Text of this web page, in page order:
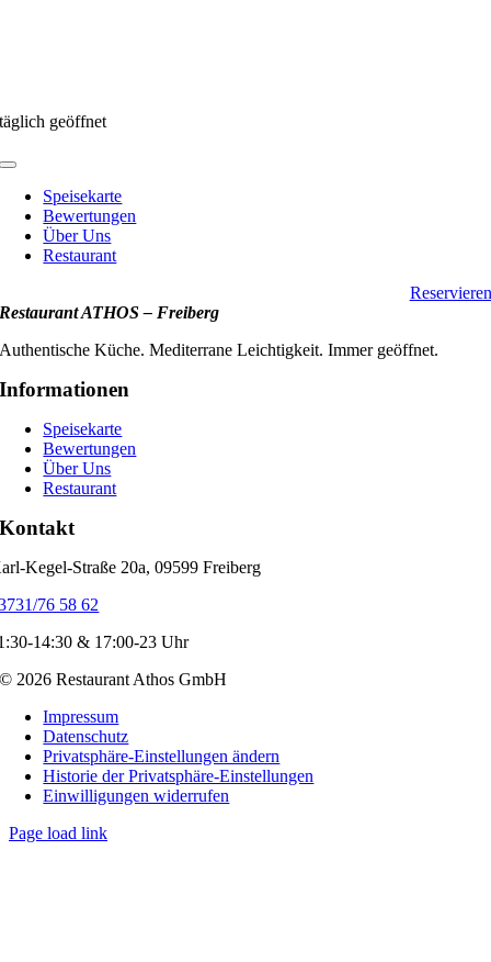
täglich geöffnet
Toggle
NavigationSpeisekarte
Bewertungen
Über Uns
Restaurant
Reservieren
Restaurant ATHOS – Freiberg
Authentische Küche. Mediterrane Leichtigkeit. Immer geöffnet.
Informationen
Speisekarte
Bewertungen
Über Uns
Restaurant
Kontakt
Kegel-Straße 20a, 09599 Freiberg
76 58 62
14:30 & 17:00-23 Uhr
© 2026 Restaurant Athos GmbH
Impressum
Datenschutz
Privatsphäre-Einstellungen ändern
Historie der Privatsphäre-Einstellungen
Einwilligungen widerrufen
Page load link